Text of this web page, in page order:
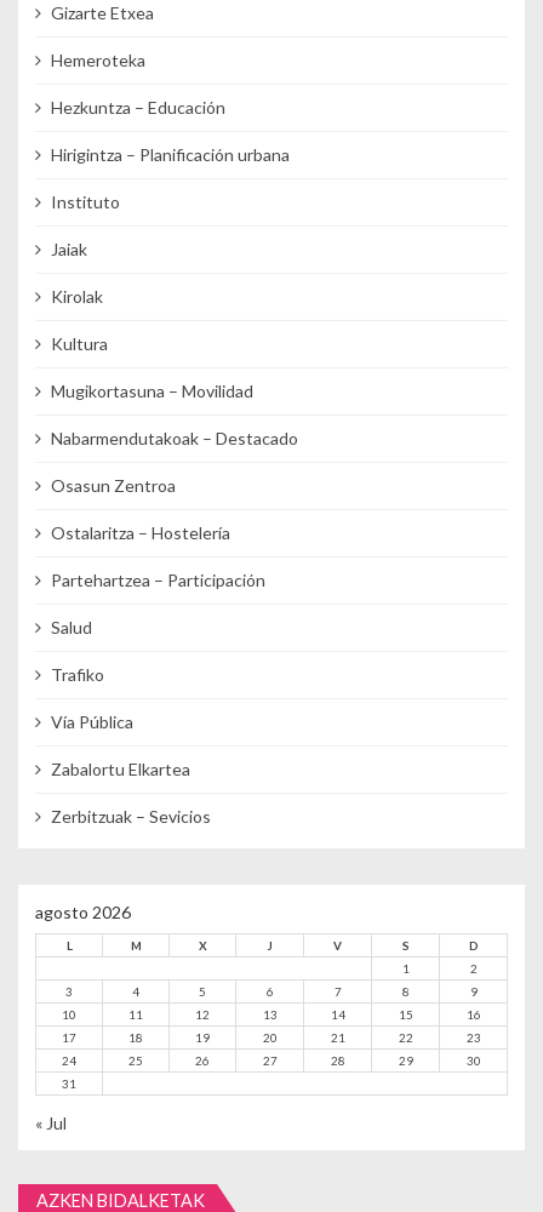
Gizarte Etxea
Hemeroteka
Hezkuntza – Educación
Hirigintza – Planificación urbana
Instituto
Jaiak
Kirolak
Kultura
Mugikortasuna – Movilidad
Nabarmendutakoak – Destacado
Osasun Zentroa
Ostalaritza – Hostelería
Partehartzea – Participación
Salud
Trafiko
Vía Pública
Zabalortu Elkartea
Zerbitzuak – Sevicios
agosto 2026
L M X J V S
D
1
2
3
4 5 6 7 8
9
10
11 12 13 14 15
16
17
18 19 20 21 22
23
24
25 26 27 28 29
30
31
« Jul
AZKEN BIDALKETAK